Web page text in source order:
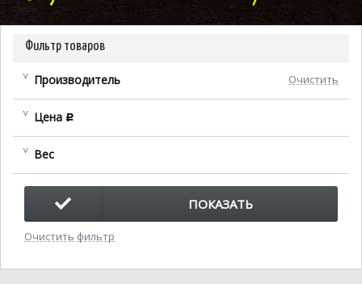
Фильтр товаров
Производитель Очистить
Цена c
Вес
ПОКАЗАТЬ
Очистить фильтр